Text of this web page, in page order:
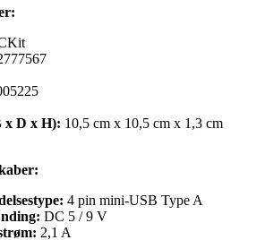
x D x H): 10,5 cm x 10,5 cm x 1,3 cm
4 pin mini-USB Type A
DC 5 / 9 V
2,1 A